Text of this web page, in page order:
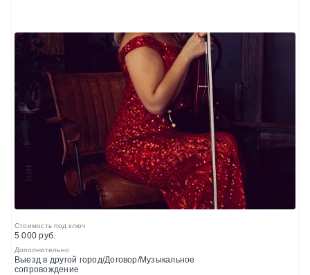
Стоимость под ключ
5 000 руб.
Дополнительно
Выезд в другой город/Договор/Музыкальное
сопровождение